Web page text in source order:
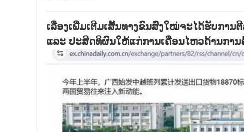
ເລື່ອງເພີ່ມເຕີມເສັ້ນທາງຂົນສົ່ງໃໝ່ຈະໄດ້ຮັບກາ
ແລະ ປະສິດທິຜົນໃຫ້ແກ່ການເຄື່ອນໄຫວດ້ານກາ